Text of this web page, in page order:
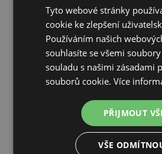
XXL Lopata na pizzu
726 Kč
303 Kč
SKLADEM
Tyto webové stránky
cookie ke zlepšení
Používáním našich
souhlasíte se všemi
souladu s našimi zásadami
souborů cookie.Více
PŘIJMOUT
VŠE